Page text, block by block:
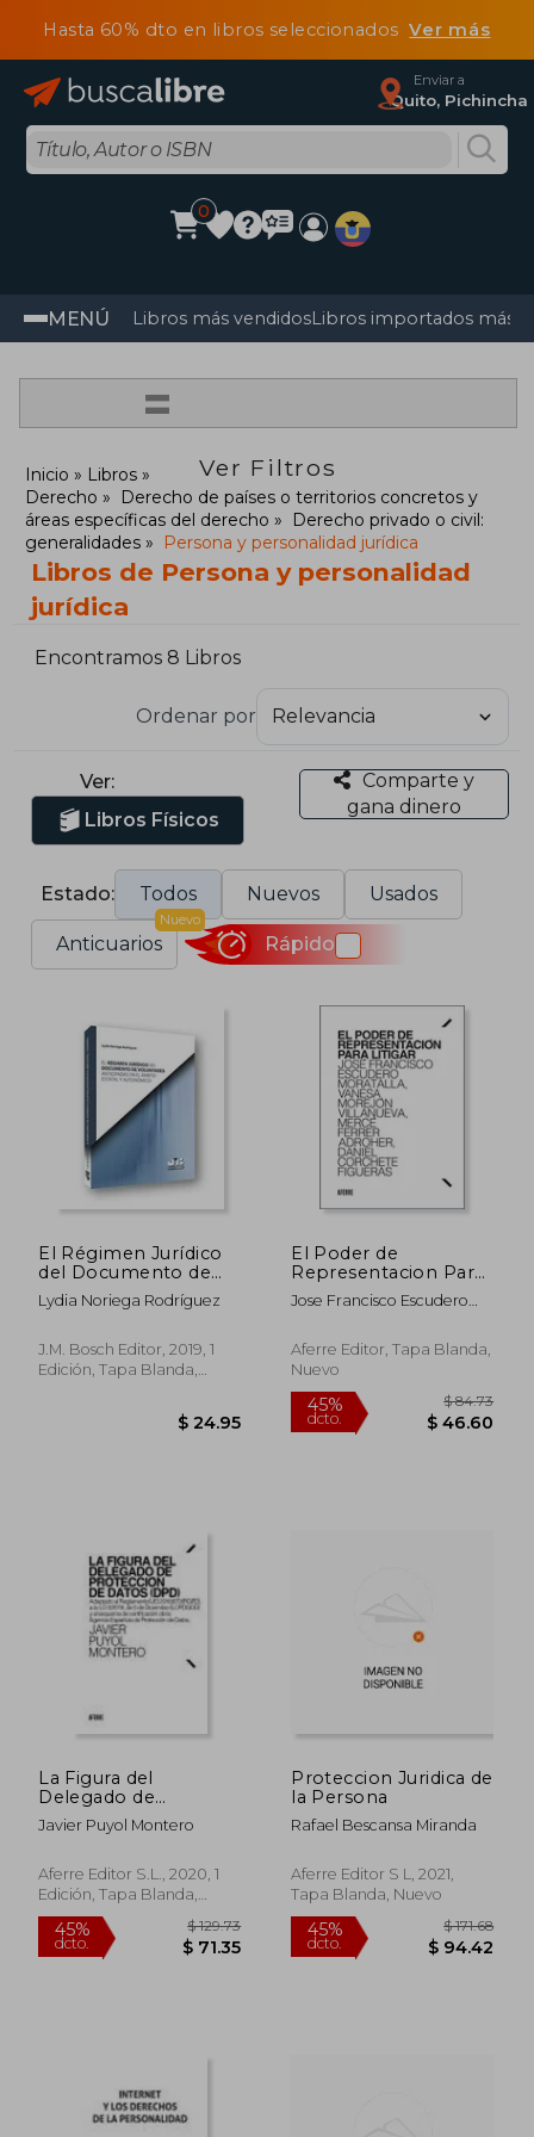
Hasta 60% dto en libros seleccionadosVer más
Enviar a
Quito, Pichincha
0
MENÚ Libros más vendidosLibros importados más
=
Ver Filtros
Inicio
Libros
Derecho
Derecho de países o territorios concretos y
áreas específicas del derecho
Derecho privado o civil:
generalidades
Persona y personalidad jurídica
Libros de Persona y personalidad
jurídica
Encontramos 8 Libros
Ordenar por
Ver:
Libros Físicos
Comparte y
gana dinero
Estado: Todos Nuevos Usados
Anticuarios
Nuevo
Rápido
El Régimen Jurídico
del Documento de
Voluntades
Anticipadas en el
Autonómico
Lydia Noriega Rodríguez
J.M. Bosch Editor, 2019, 1
Edición, Tapa Blanda,
El Poder de
Representacion Para
Litigar
Jose Francisco Escudero
Aferre Editor, Tapa Blanda,
Nuevo
La Figura del
Delegado de
Protección de Datos
(Dpd): Adaptado al
2016
Javier Puyol Montero
Aferre Editor S.L., 2020, 1
Edición, Tapa Blanda,
Nuevo
Proteccion Juridica de
la Persona
Rafael Bescansa Miranda
Aferre Editor S L, 2021,
Tapa Blanda, Nuevo